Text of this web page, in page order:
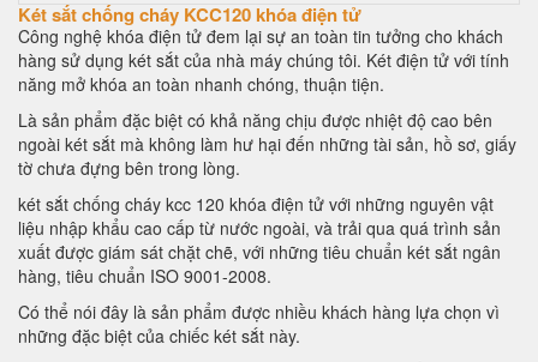
Két sắt chống cháy KCC120 khóa điện tử
Công nghệ khóa điện tử đem lại sự an toàn tin tưởng cho khách
hàng sử dụng két sắt của nhà máy chúng tôi. Két điện tử với tính
năng mở khóa an toàn nhanh chóng, thuận tiện.
Là sản phẩm đặc biệt có khả năng chịu được nhiệt độ cao bên
ngoài két sắt mà không làm hư hại đến những tài sản, hồ sơ, giấy
tờ chưa đựng bên trong lòng.
két sắt chống cháy kcc 120 khóa điện tử với những nguyên vật
liệu nhập khẩu cao cấp từ nước ngoài, và trải qua quá trình sản
xuất được giám sát chặt chẽ, với những tiêu chuẩn két sắt ngân
hàng, tiêu chuẩn ISO 9001-2008.
Có thể nói đây là sản phẩm được nhiều khách hàng lựa chọn vì
những đặc biệt của chiếc két sắt này.